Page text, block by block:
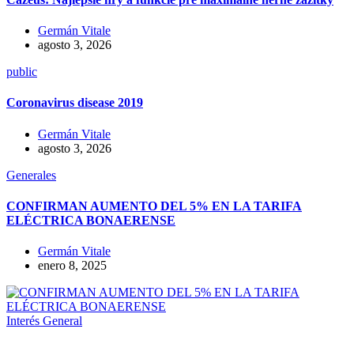
Germán Vitale
agosto 3, 2026
public
Coronavirus disease 2019
Germán Vitale
agosto 3, 2026
Generales
CONFIRMAN AUMENTO DEL 5% EN LA TARIFA
ELÉCTRICA BONAERENSE
Germán Vitale
enero 8, 2025
Interés General